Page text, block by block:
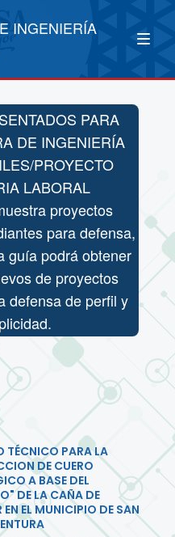
INGENIERÍA
PARA
DE INGENIERÍA
PROYECTO
LABORAL
proyectos
para defensa,
guía podrá obtener
de proyectos
defensa de perfil y
TÉCNICO PARA LA
DE CUERO
A BASE DEL
DE LA CAÑA DE
EL MUNICIPIO DE SAN